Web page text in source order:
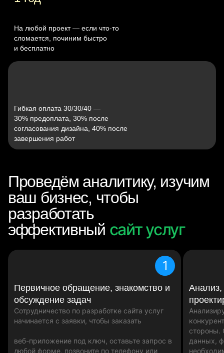
На любой проект — если что‑то
сломается, починим быстро
и бесплатно
Гибкая оплата 30/30/40 —
30% предоплата, 30% после
согласования дизайна, 40% после
завершения работ
Проведём аналитику, изучим
ваш бизнес, чтобы
разработать
эффективный сайт услуг
1
Первичное обращение, знакомство и
обсуждение задач
Сотрудничество по разработке сайта услуг
начинается с заявки, чтобы заказать
веб-приложение под ключ, оставьте запрос в
любой форме, позвоните по телефону или
стороны.
данных,